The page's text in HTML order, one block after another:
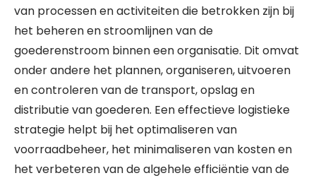
van processen en activiteiten die betrokken zijn bij
het beheren en stroomlijnen van de
goederenstroom binnen een organisatie. Dit omvat
onder andere het plannen, organiseren, uitvoeren
en controleren van de transport, opslag en
distributie van goederen. Een effectieve logistieke
strategie helpt bij het optimaliseren van
voorraadbeheer, het minimaliseren van kosten en
het verbeteren van de algehele efficiëntie van de